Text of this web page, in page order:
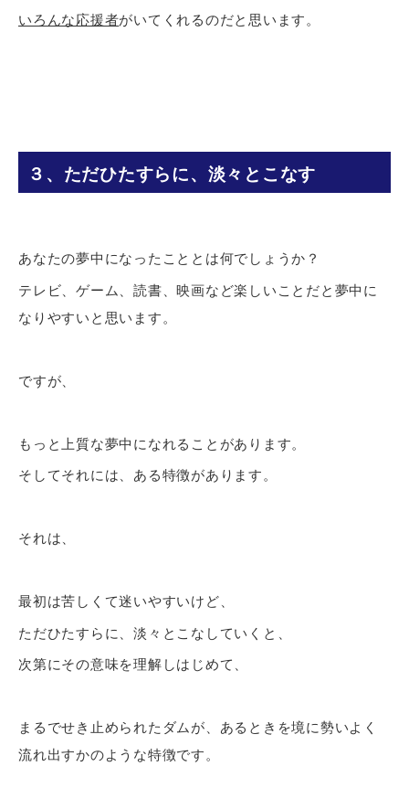
いろんな応援者がいてくれるのだと思います。
３、ただひたすらに、淡々とこなす
あなたの夢中になったこととは何でしょうか？
テレビ、ゲーム、読書、映画など楽しいことだと夢中に
なりやすいと思います。
ですが、
もっと上質な夢中になれることがあります。
そしてそれには、ある特徴があります。
それは、
最初は苦しくて迷いやすいけど、
ただひたすらに、淡々とこなしていくと、
次第にその意味を理解しはじめて、
まるでせき止められたダムが、あるときを境に勢いよく
流れ出すかのような特徴です。